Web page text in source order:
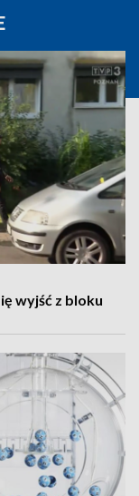
wyjść z bloku